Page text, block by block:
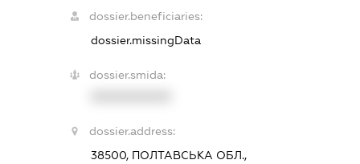
dossier.beneficiaries:
dossier.missingData
dossier.smida:
dossier.address:
38500, ПОЛТАВСЬКА ОБЛ.,